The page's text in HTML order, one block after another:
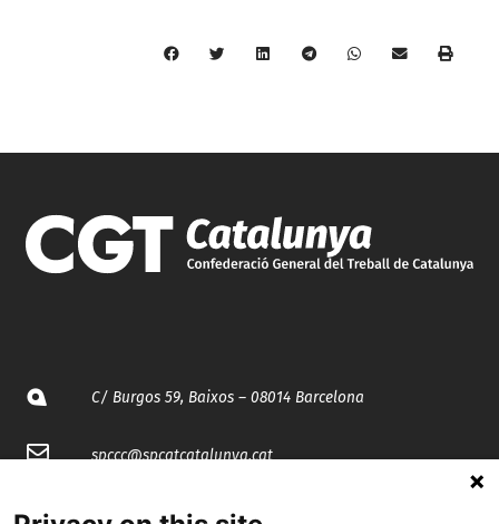
C/ Burgos 59, Baixos – 08014 Barcelona
spccc@spcgtcatalunya.cat